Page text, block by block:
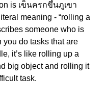
is เข็นครกขึ้นภูเขา
meaning - “rolling a
someone who is
you do tasks that are
it’s like rolling up a
big object and rolling it
task.